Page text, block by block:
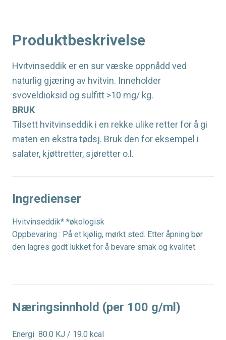
Produktbeskrivelse
Hvitvinseddik er en sur væske oppnådd ved
naturlig gjæring av hvitvin. Inneholder
svoveldioksid og sulfitt >10 mg/ kg.
BRUK
Tilsett hvitvinseddik i en rekke ulike retter for å gi
maten en ekstra tødsj. Bruk den for eksempel i
salater, kjøttretter, sjøretter o.l.
Ingredienser
Hvitvinseddik* *økologisk
Oppbevaring : På et kjølig, mørkt sted. Etter åpning bør
den lagres godt lukket for å bevare smak og kvalitet.
Næringsinnhold (per 100 g/ml)
Energi 80.0 KJ / 19.0 kcal